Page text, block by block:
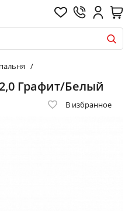
Графит/Белый
В избранное